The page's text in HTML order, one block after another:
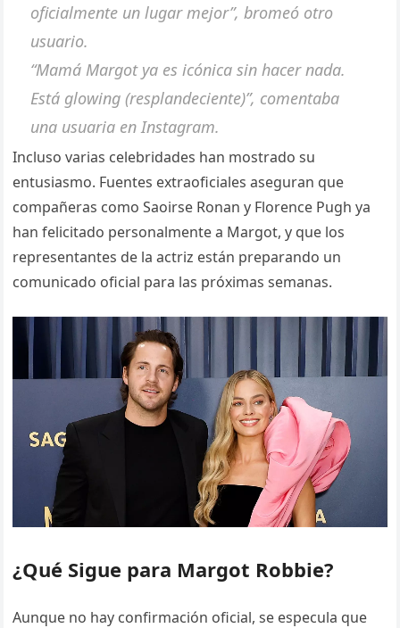
oficialmente un lugar mejor”, bromeó otro
usuario.
“Mamá Margot ya es icónica sin hacer nada.
Está glowing (resplandeciente)”, comentaba
una usuaria en Instagram.
Incluso varias celebridades han mostrado su
entusiasmo. Fuentes extraoficiales aseguran que
compañeras como Saoirse Ronan y Florence Pugh ya
han felicitado personalmente a Margot, y que los
representantes de la actriz están preparando un
comunicado oficial para las próximas semanas.
¿Qué Sigue para Margot Robbie?
Aunque no hay confirmación oficial, se especula que